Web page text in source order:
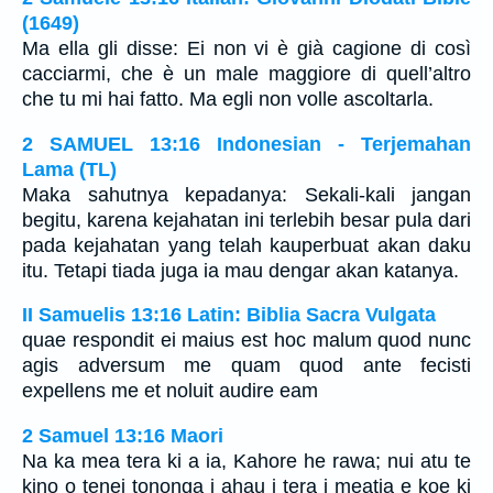
(1649)
Ma ella gli disse: Ei non vi è già cagione di così
cacciarmi, che è un male maggiore di quell’altro
che tu mi hai fatto. Ma egli non volle ascoltarla.
2 SAMUEL 13:16 Indonesian - Terjemahan
Lama (TL)
Maka sahutnya kepadanya: Sekali-kali jangan
begitu, karena kejahatan ini terlebih besar pula dari
pada kejahatan yang telah kauperbuat akan daku
itu. Tetapi tiada juga ia mau dengar akan katanya.
II Samuelis 13:16 Latin: Biblia Sacra Vulgata
quae respondit ei maius est hoc malum quod nunc
agis adversum me quam quod ante fecisti
expellens me et noluit audire eam
2 Samuel 13:16 Maori
Na ka mea tera ki a ia, Kahore he rawa; nui atu te
kino o tenei tononga i ahau i tera i meatia e koe ki